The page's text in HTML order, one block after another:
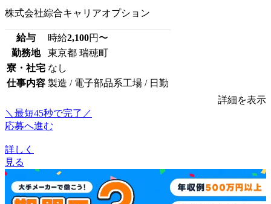
株式会社綜合キャリアオプション
給与 時給2,100円〜
勤務地
東京都 瑞穂町
寮・社宅 なし
仕事内容 製造 / 電子部品系工場 / 日勤
詳細を表示
＼最短45秒で完了／
応募へ進む
詳しく
見る